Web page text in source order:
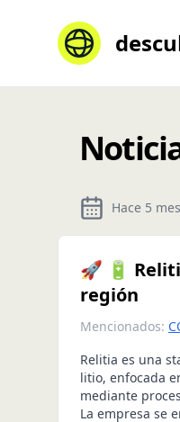
Hace 5
🚀 🔋
región
Mencionados:
Relitia es una
litio, enfocada
mediante
La empresa se